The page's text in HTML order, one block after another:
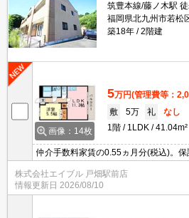
筑豊本線/藤ノ木駅
福岡県北九州市若松
築18年
2階建
画像：14枚
5万円(管理費等：
敷
5万 礼
なし
1階
1LDK 41.04m²
仲介手数料家賃の0.55ヵ月分(税込)。
円、月次保証料1%)。
株式会社エイブル 戸畑駅前店
情報更新日 2026/08/10